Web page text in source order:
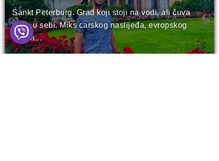
Sankt Peterburg. Grad koji stoji na vodi, ali čuva
vatru u sebi. Miks carskog naslijeđa, evropskog
šarma...